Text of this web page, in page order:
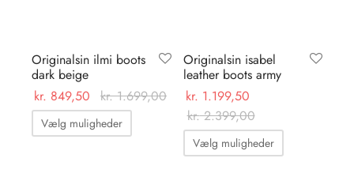
Originalsin ilmi boots
dark beige
kr. 849,50 kr.1.699,00
Vælg muligheder Dette
vare
Originalsin isabel
leather boots army
kr. 1.199,50
kr.2.399,00
Vælg muligheder Dette
vare